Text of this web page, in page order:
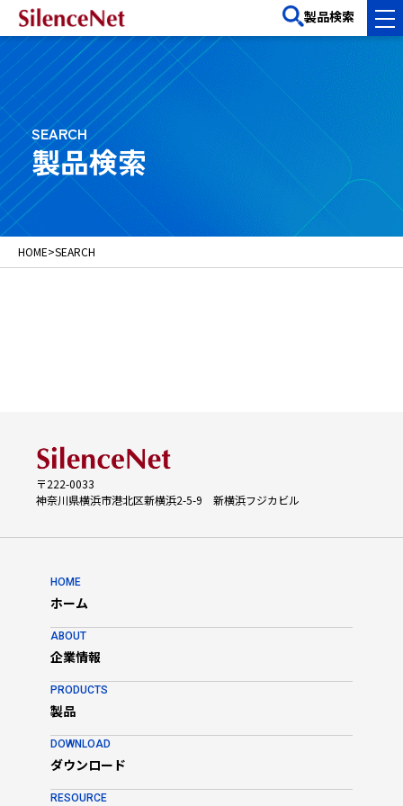
製品検索
SEARCH
製品検索
HOME>SEARCH
〒222-0033
神奈川県横浜市港北区新横浜2-5-9 新横浜フジカビル
HOME
ホーム
ABOUT
企業情報
PRODUCTS
製品
DOWNLOAD
ダウンロード
RESOURCE